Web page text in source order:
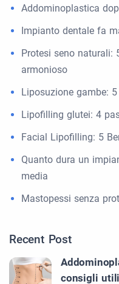
Addominoplastica
Impianto dentale fa
Protesi seno naturali:
armonioso
Liposuzione gambe:
Lipofilling glutei: 4
Facial Lipofilling: 5
Quanto dura un
media
Mastopessi senza
Recent Post
consigli utili